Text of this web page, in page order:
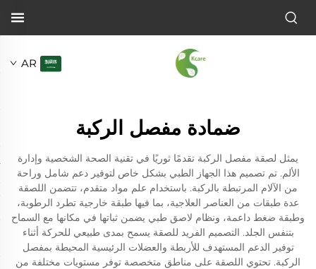
AR
ضمادة مفصل الركبة
يمثل لصقة مفصل الركبة تقدمًا ثوريًا في تقنية الصحة الشخصية وإدارة
الألم. تم تصميم هذا الجهاز الطبي بشكل خاص لتوفير دعم شامل وراحة
من الآلام المرتبطة بالركبة. باستخدام علم مواد متقدم، تتضمن اللصقة
عدة طبقات من العناصر العلاجية، بما فيها طبقة خارجية تطرد الرطوبة،
وطبقة ضغط داعمة، ونظام لاصق طبي يضمن ثباتها في مكانها مع السماح
بتنفس الجلد. التصميم الفريد للصقة يسمح بمدى طبيعي للحركة أثناء
توفير الدعم المستهدف للأربطة والعضلات الرئيسية المحيطة بمفصل
الركبة. تحتوي اللصقة على مناطق متخصصة توفر مستويات مختلفة من